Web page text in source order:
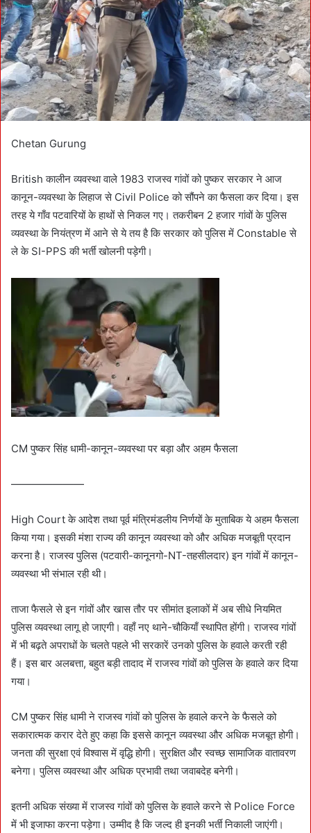
l
Chetan Gurung
British कालीन व्यवस्था वाले 1983 राजस्व गांवों को पुष्कर सरकार ने आज
कानून-व्यवस्था के लिहाज से Civil Police को सौंपने का फैसला कर दिया। इस
तरह ये गाँव पटवारियों के हाथों से निकल गए। तकरीबन 2 हजार गांवों के पुलिस
व्यवस्था के नियंत्रण में आने से ये तय है कि सरकार को पुलिस में Constable से
ले के SI-PPS की भर्ती खोलनी पड़ेगी।
CM पुष्कर सिंह धामी-कानून-व्यवस्था पर बड़ा और अहम फैसला
———————
High Court के आदेश तथा पूर्व मंत्रिमंडलीय निर्णयों के मुताबिक ये अहम फैसला
किया गया। इसकी मंशा राज्य की कानून व्यवस्था को और अधिक मजबूती प्रदान
करना है। राजस्व पुलिस (पटवारी-कानूनगो-NT-तहसीलदार) इन गांवों में कानून-
व्यवस्था भी संभाल रही थी।
ताजा फैसले से इन गांवों और खास तौर पर सीमांत इलाकों में अब सीधे नियमित
पुलिस व्यवस्था लागू हो जाएगी। वहाँ नए थाने-चौकियाँ स्थापित होंगी। राजस्व गांवों
में भी बढ़ते अपराधों के चलते पहले भी सरकारें उनको पुलिस के हवाले करती रही
हैं। इस बार अलबत्ता, बहुत बड़ी तादाद में राजस्व गांवों को पुलिस के हवाले कर दिया
गया।
CM पुष्कर सिंह धामी ने राजस्व गांवों को पुलिस के हवाले करने के फैसले को
सकारात्मक करार देते हुए कहा कि इससे कानून व्यवस्था और अधिक मजबूत होगी।
जनता की सुरक्षा एवं विश्वास में वृद्धि होगी। सुरक्षित और स्वच्छ सामाजिक वातावरण
बनेगा। पुलिस व्यवस्था और अधिक प्रभावी तथा जवाबदेह बनेगी।
इतनी अधिक संख्या में राजस्व गांवों को पुलिस के हवाले करने से Police Force
में भी इजाफा करना पड़ेगा। उम्मीद है कि जल्द ही इनकी भर्ती निकाली जाएंगी।